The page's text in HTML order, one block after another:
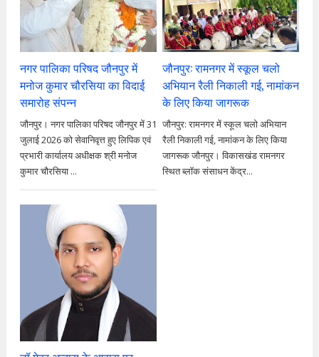
नगर पालिका परिषद जौनपुर में
मनोज कुमार चौरसिया का विदाई
समारोह संपन्न
जौनपुर। नगर पालिका परिषद जौनपुर में 31
जुलाई 2026 को सेवानिवृत्त हुए लिपिक एवं
प्रभारी कार्यालय अधीक्षक श्री मनोज
कुमार चौरसिया ...
जौनपुर: रामनगर में स्कूल चलो
अभियान रैली निकाली गई, नामांकन
के लिए किया जागरूक
जौनपुर: रामनगर में स्कूल चलो अभियान
रैली निकाली गई, नामांकन के लिए किया
जागरूक जौनपुर। विकासखंड रामनगर
स्थित ब्लॉक संसाधन केंद्र...